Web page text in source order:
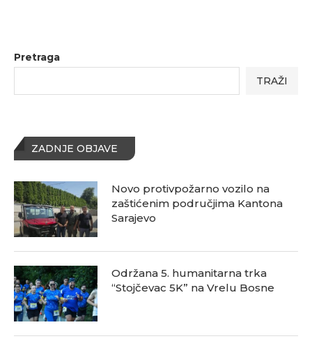
Pretraga
TRAŽI
ZADNJE OBJAVE
Novo protivpožarno vozilo na
zaštićenim područjima Kantona
Sarajevo
Održana 5. humanitarna trka
“Stojčevac 5K” na Vrelu Bosne